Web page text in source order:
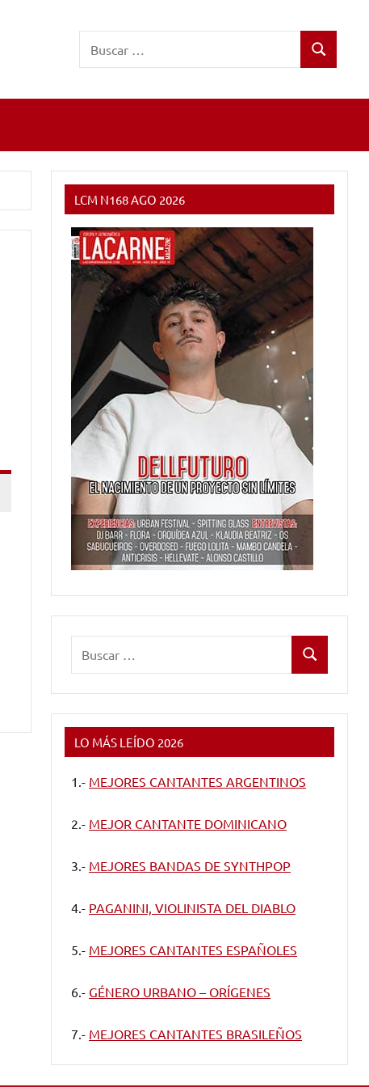
Buscar
LCM N168 AGO 2026
Buscar
LO MÁS LEÍDO 2026
1.- MEJORES CANTANTES ARGENTINOS
2.- MEJOR CANTANTE DOMINICANO
3.- MEJORES BANDAS DE SYNTHPOP
4.- PAGANINI, VIOLINISTA DEL DIABLO
5.- MEJORES CANTANTES ESPAÑOLES
6.- GÉNERO URBANO – ORÍGENES
7.- MEJORES CANTANTES BRASILEÑOS